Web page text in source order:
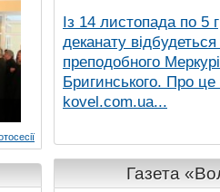
Із 14 листопада по 5
деканату
преподобного
Бригинського. Про
kovel.com.ua...
Газета